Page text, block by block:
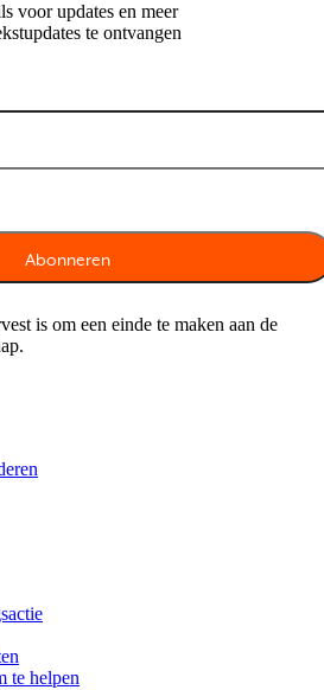
voor updates en meer
te ontvangen
is om een einde te maken aan de
te helpen